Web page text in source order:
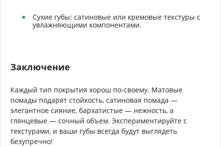
Сухие губы: сатиновые или кремовые текстуры с
увлажняющими компонентами.
Заключение
Каждый тип покрытия хорош по-своему. Матовые
помады подарят стойкость, сатиновая помада —
элегантное сияние, бархатистые — нежность, а
глянцевые — сочный объем. Экспериментируйте с
текстурами, и ваши губы всегда будут выглядеть
безупречно!